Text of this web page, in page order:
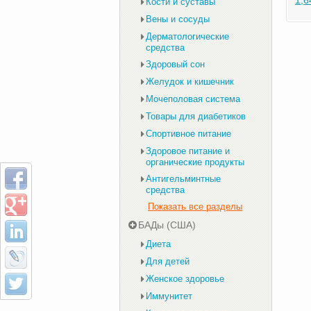
Вены и сосуды
Дерматологические
средства
Здоровый сон
Желудок и кишечник
Мочеполовая система
Товары для диабетиков
Спортивное питание
Здоровое питание и
органические продукты
Антигельминтные
средства
Показать все разделы
БАДы (США)
Диета
Для детей
Женское здоровье
Иммунитет